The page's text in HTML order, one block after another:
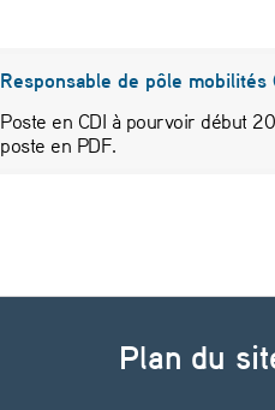
Responsable de pôle
Poste en CDI à pourvoir début
poste en PDF.
Plan du